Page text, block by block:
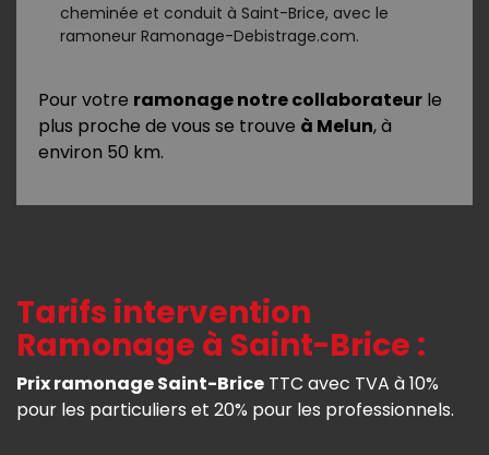
cheminée et conduit à Saint-Brice, avec le
ramoneur Ramonage-Debistrage.com.
Pour votre ramonage notre collaborateur le
plus proche de vous se trouve à Melun, à
environ 50 km.
Tarifs intervention
Ramonage à Saint-Brice :
Prix ramonage Saint-Brice TTC avec TVA à 10%
pour les particuliers et 20% pour les professionnels.